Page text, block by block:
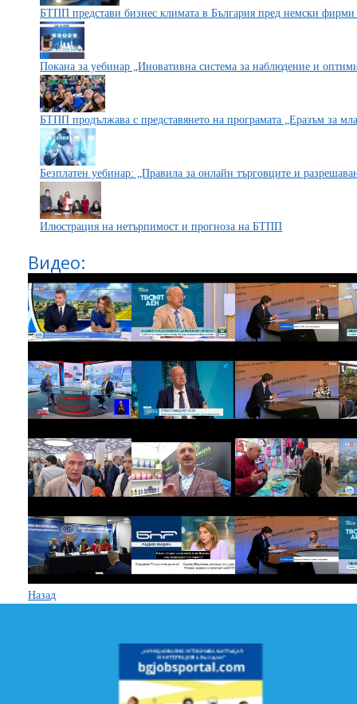
БТПП представи бизнес климата в България пред немски
Покана за уебинар „Иновативна система за наблюдение и
БТПП продължава с представянето на програмата „Еразъм за
Безплатен уебинар: „Правила за онлайн търговците и
Илюстрация на нетърпимост и прогноза на БТПП
Видео:
Назад